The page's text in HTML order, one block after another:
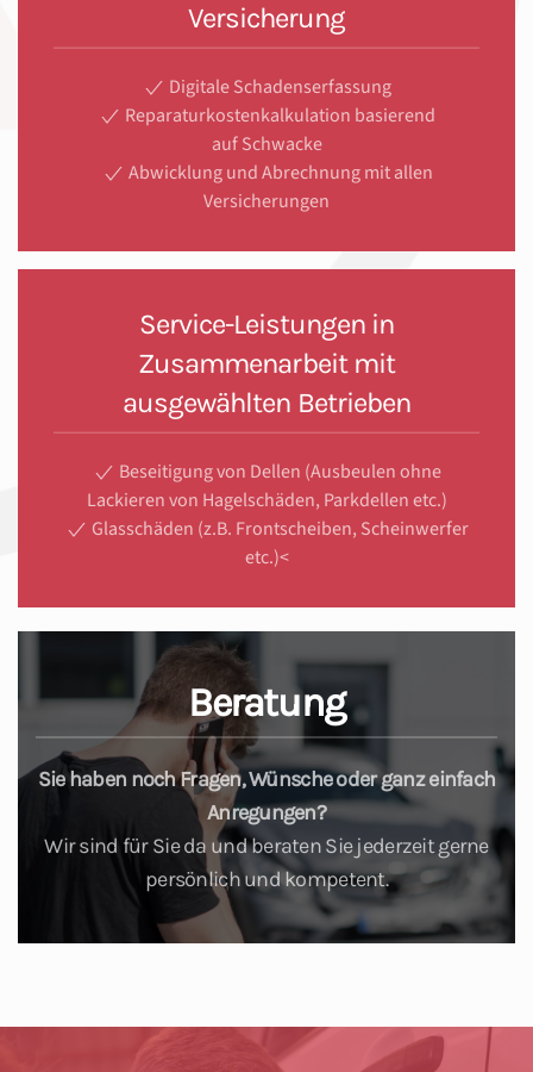
Versicherung
Digitale Schadenserfassung
Reparaturkostenkalkulation basierend
auf Schwacke
Abwicklung und Abrechnung mit allen
Versicherungen
Service-Leistungen in
Zusammenarbeit mit
ausgewählten Betrieben
Beseitigung von Dellen (Ausbeulen ohne
Lackieren von Hagelschäden, Parkdellen etc.)
Glasschäden (z.B. Frontscheiben, Scheinwerfer
etc.)<
Beratung
Sie haben noch Fragen, Wünsche oder ganz einfach
Anregungen?
Wir sind für Sie da und beraten Sie jederzeit gerne
persönlich und kompetent.